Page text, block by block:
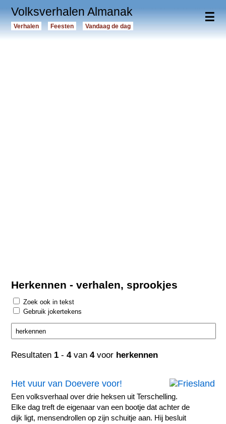
☰
Volksverhalen Almanak
Verhalen Feesten Vandaag de dag
Herkennen - verhalen, sprookjes
Zoek ook in tekst
Gebruik jokertekens
Resultaten 1 -4van4voor herkennen
Het vuur van Doevere voor!
Een volksverhaal over drie heksen uit Terschelling.
Elke dag treft de eigenaar van een bootje dat achter de
dijk ligt, mensendrollen op zijn schuitje aan. Hij besluit